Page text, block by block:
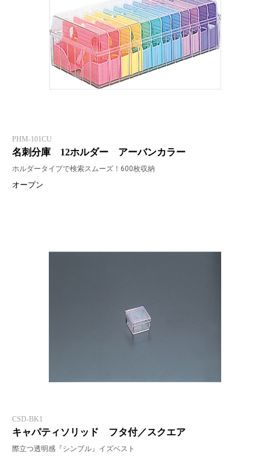
PHM-101CU
名刺分庫 12ホルダー アーバンカラー
ホルダータイプで検索スムーズ！600枚収納
オープン
CSD-BK1
キャパティソリッド フタ付／スクエア
際立つ透明感『シンプル』イズベスト